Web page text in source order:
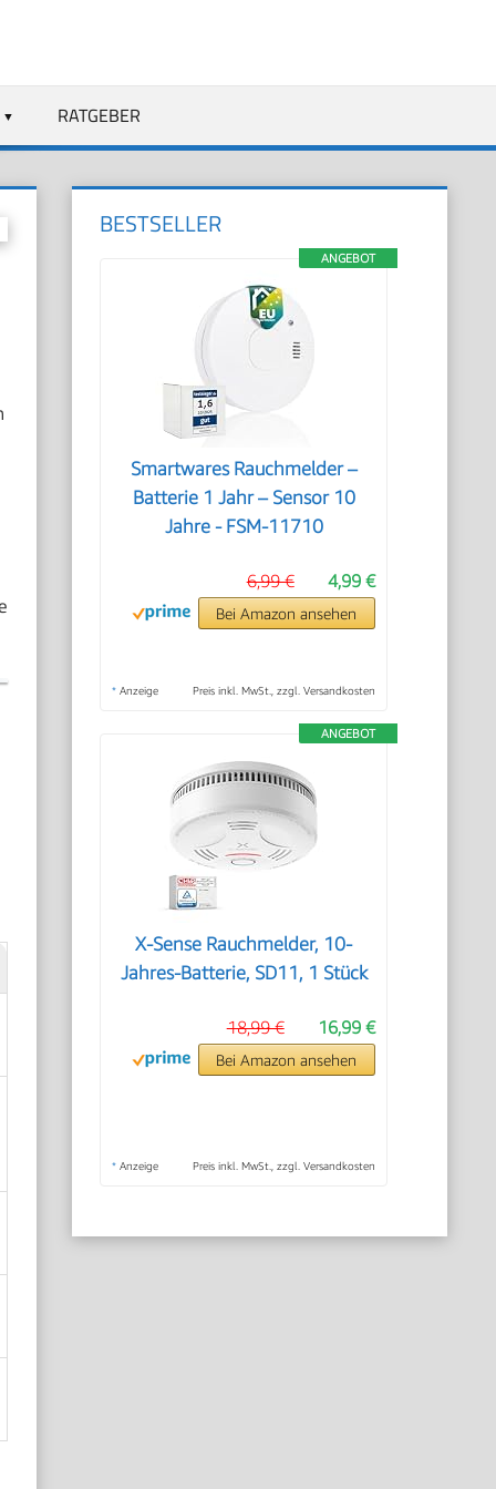
RATGEBER
BESTSELLER
ANGEBOT
Smartwares Rauchmelder –
Batterie 1 Jahr – Sensor 10
Jahre - FSM-11710
4,99 €
6,99 €
Bei Amazon ansehen
* Anzeige Preis inkl. MwSt., zzgl. Versandkosten
ANGEBOT
X-Sense Rauchmelder, 10-
Jahres-Batterie, SD11, 1 Stück
16,99 €
18,99 €
Bei Amazon ansehen
* Anzeige Preis inkl. MwSt., zzgl. Versandkosten